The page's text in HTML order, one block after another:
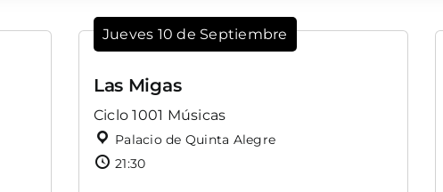
Jueves 10 de Septiembre
Las Migas
Ciclo 1001 Músicas
Palacio de Quinta Alegre
21:30